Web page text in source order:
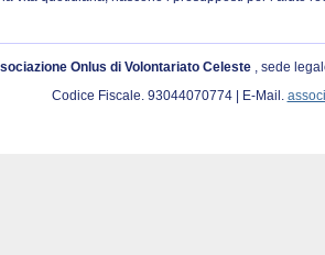
Onlus di Volontariato Celeste , sede
Codice Fiscale. 93044070774 | E-Mail.